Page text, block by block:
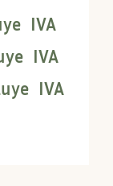
IVA
IVA
IVA